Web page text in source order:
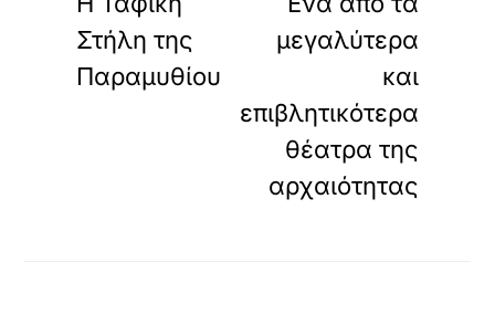
Στήλη της
Παραμυθίου
μεγαλύτερα
και
επιβλητικότερα
θέατρα της
αρχαιότητας